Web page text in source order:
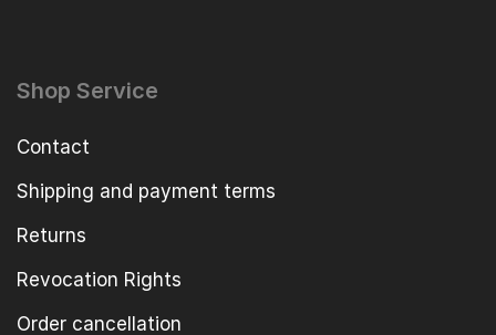
Shop Service
Contact
Shipping and payment terms
Returns
Revocation Rights
Order cancellation